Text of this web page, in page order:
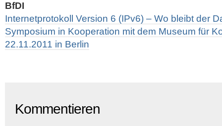
BfDI
Internetprotokoll Version 6 (IPv6) – Wo bleibt der
Symposium in Kooperation mit dem Museum für
22.11.2011 in Berlin
Kommentieren